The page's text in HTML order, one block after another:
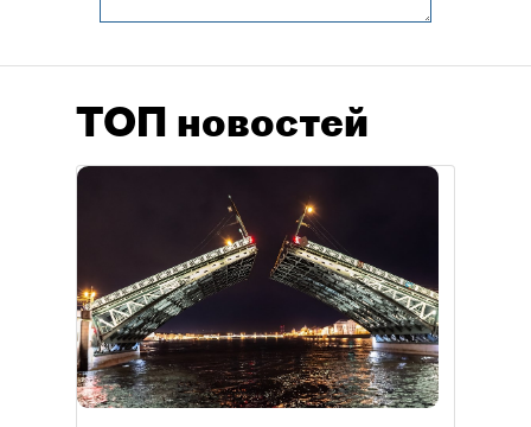
ТОП новостей